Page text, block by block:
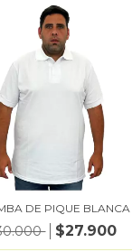
DE PIQUE BLANCA
$27.900